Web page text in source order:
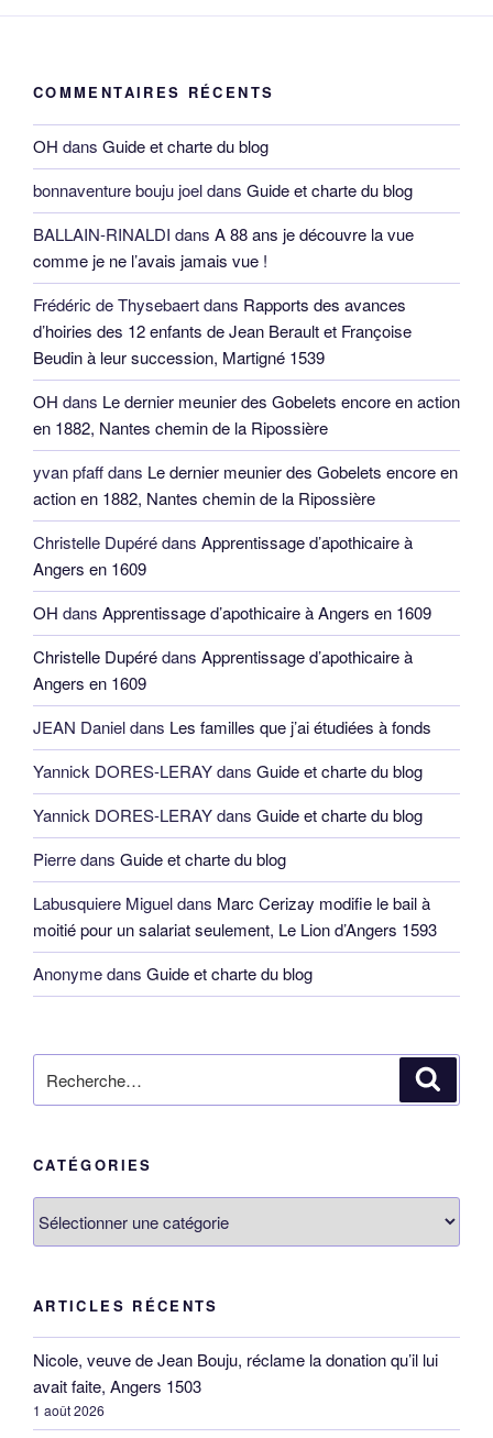
COMMENTAIRES RÉCENTS
OH dans Guide et charte du blog
bonnaventure bouju joeldans Guide et charte du blog
BALLAIN-RINALDI dans A 88 ans je découvre la vue
comme je ne l’avais jamais vue !
Frédéric de Thysebaertdans Rapports des avances
d’hoiries des 12 enfants de Jean Berault et Françoise
Beudin à leur succession, Martigné 1539
OH dans Le dernier meunier des Gobelets encore en action
en 1882, Nantes chemin de la Ripossière
yvan pfaffdans Le dernier meunier des Gobelets encore en
action en 1882, Nantes chemin de la Ripossière
Christelle Dupérédans Apprentissage d’apothicaire à
Angers en 1609
OH dans Apprentissage d’apothicaire à Angers en 1609
Christelle Dupérédans Apprentissage d’apothicaire à
Angers en 1609
JEAN Danieldans Les familles que j’ai étudiées à fonds
Yannick DORES-LERAYdans Guide et charte du blog
Yannick DORES-LERAYdans Guide et charte du blog
Pierredans Guide et charte du blog
Labusquiere Migueldans Marc Cerizay modifie le bail à
moitié pour un salariat seulement, Le Lion d’Angers 1593
Anonymedans Guide et charte du blog
pour
CATÉGORIES
ARTICLES RÉCENTS
Nicole, veuve de Jean Bouju, réclame la donation qu’il lui
avait faite, Angers 1503
1 août 2026